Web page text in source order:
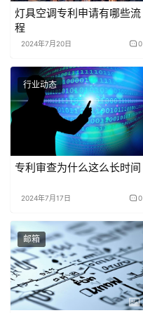
灯具空调专利申请有哪些流
程
2024年7月20日 0
行业动态
专利审查为什么这么长时间
2024年7月17日 0
邮箱